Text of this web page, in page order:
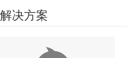
解决方案